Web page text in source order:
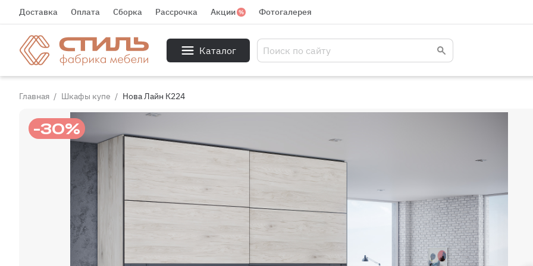
Доставка Оплата Сборка Рассрочка Акции Фотогалерея
Каталог
Главная Шкафы купе Нова Лайн К224
-30%